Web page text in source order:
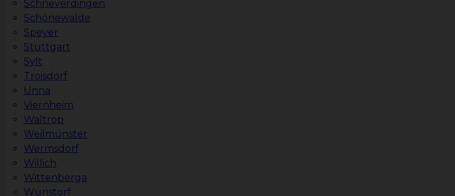
Schneverdingen
Schönewalde
Speyer
Stuttgart
Sylt
Troisdorf
Unna
Viernheim
Waltrop
Weilmünster
Wermsdorf
Willich
Wittenberga
Wunstorf